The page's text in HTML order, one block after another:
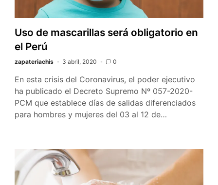
Uso de mascarillas será obligatorio en
el Perú
zapateriachis 3 abril, 2020 0
En esta crisis del Coronavirus, el poder ejecutivo
ha publicado el Decreto Supremo Nº 057-2020-
PCM que establece días de salidas diferenciados
para hombres y mujeres del 03 al 12 de…